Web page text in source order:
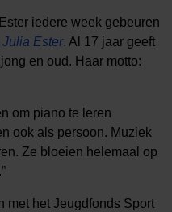
iedere week gebeuren
Ester. Al 17 jaar geeft
en oud. Haar motto:
om piano te leren
ook als persoon. Muziek
Ze bloeien helemaal op
met het Jeugdfonds Sport